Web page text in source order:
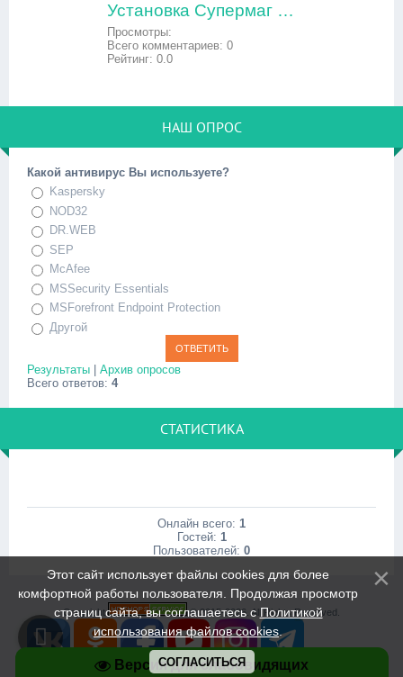
Версия для слабовидящих
Установка Супермаг версия 49 Linux на POS-терминал
Просмотры:
Всего комментариев: 0
Рейтинг: 0.0
НАШ ОПРОС
Какой антивирус Вы используете?
Kaspersky
NOD32
DR.WEB
SEP
McAfee
MSSecurity Essentials
MSForefront Endpoint Protection
Другой
Результаты | Архив опросов
Всего ответов: 4
СТАТИСТИКА
Онлайн всего: 1
Гостей: 1
Пользователей: 0
Copyright © 2015-2026. All Rights Reserved.
Этот сайт использует файлы cookies для более
комфортной работы пользователя. Продолжая просмотр
страниц сайта, вы соглашаетесь сПолитикой
использования файлов cookies.
СОГЛАСИТЬСЯ